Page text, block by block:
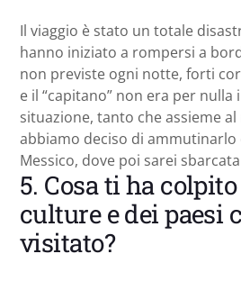
Il viaggio è stato un totale
hanno iniziato a rompersi a
non previste ogni notte, forti
e il “capitano” non era per
situazione, tanto che assieme
abbiamo deciso di ammutinarlo
Messico, dove poi sarei
5. Cosa ti ha
culture e dei paesi
visitato?